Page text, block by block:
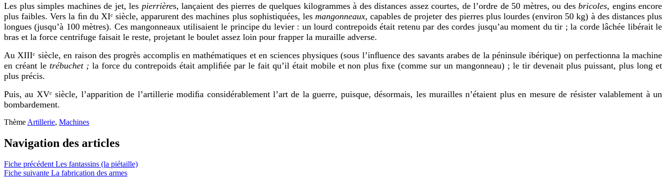
Les plus simples machines de jet, les pierrières, lançaient des pierres de quelques kilogrammes à des distances assez courtes, de l’ordre de 50 mètres, ou des bricoles, engins encore
plus faibles. Vers la ﬁn du XIᵉ siècle, apparurent des machines plus sophistiquées, les mangonneaux, capables de projeter des pierres plus lourdes (environ 50 kg) à des distances plus
longues (jusqu’à 100 mètres). Ces mangonneaux utilisaient le principe du levier : un lourd contrepoids était retenu par des cordes jusqu’au moment du tir ; la corde lâchée libérait le
bras et la force centrifuge faisait le reste, projetant le boulet assez loin pour frapper la muraille adverse.
Au XIIIᵉ siècle, en raison des progrès accomplis en mathématiques et en sciences physiques (sous l’inﬂuence des savants arabes de la péninsule ibérique) on perfectionna la machine
en créant le trébuchet ; la force du contrepoids était ampliﬁée par le fait qu’il était mobile et non plus ﬁxe (comme sur un mangonneau) ; le tir devenait plus puissant, plus long et
plus précis.
Puis, au XVᵉ siècle, l’apparition de l’artillerie modiﬁa considérablement l’art de la guerre, puisque, désormais, les murailles n’étaient plus en mesure de résister valablement à un
bombardement.
Thème Artillerie, Machines
Navigation des articles
Fiche précédent Les fantassins (la piétaille)
Fiche suivante La fabrication des armes